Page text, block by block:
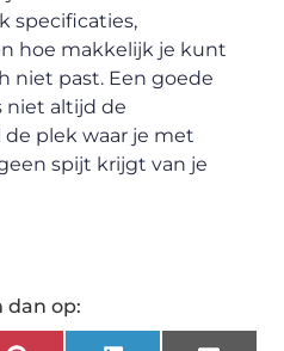
specificaties,
hoe makkelijk je kunt
niet past. Een goede
niet altijd de
plek waar je met
spijt krijgt van je
dan op: